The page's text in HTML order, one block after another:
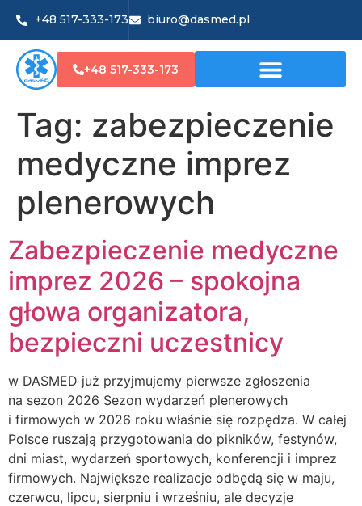
+48 517-333-173 biuro@dasmed.pl
+48 517-333-173
Tag: zabezpieczenie
medyczne imprez
plenerowych
Zabezpieczenie medyczne
imprez 2026 – spokojna
głowa organizatora,
bezpieczni uczestnicy
w DASMED już przyjmujemy pierwsze zgłoszenia
na sezon 2026 Sezon wydarzeń plenerowych
i firmowych w 2026 roku właśnie się rozpędza. W całej
Polsce ruszają przygotowania do pikników, festynów,
dni miast, wydarzeń sportowych, konferencji i imprez
firmowych. Największe realizacje odbędą się w maju,
czerwcu, lipcu, sierpniu i wrześniu, ale decyzje